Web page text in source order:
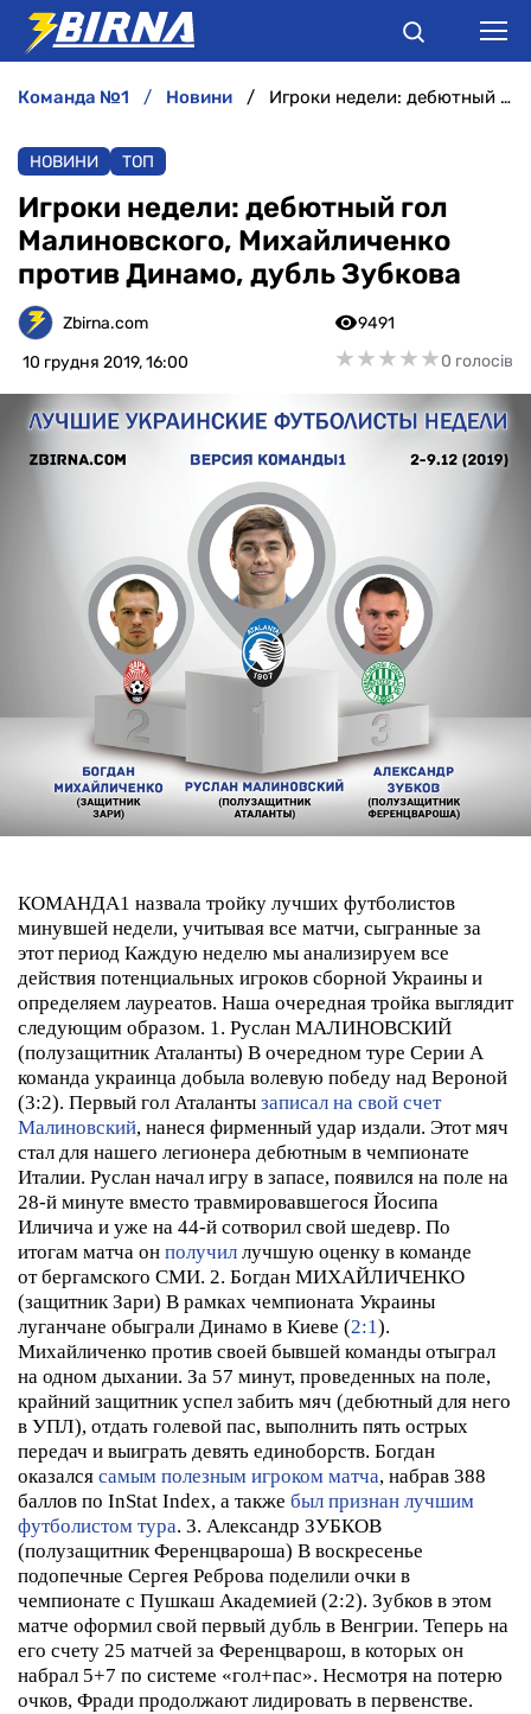
АНАЛІТИКА
ІНТЕРВ'Ю
РІЗНЕ
БУКМЕКЕРИ
команда №1 новини Игроки недели: дебютный гол Малиновского, Михайличенко против Динамо, дубль Зубкова
НОВИНИ ТОП
Игроки недели: дебютный гол
Малиновского, Михайличенко
против Динамо, дубль Зубкова
Zbirna.com
10 грудня 2019, 16:00
9491
★★★★★
★★★★★0 голосів
КОМАНДА1 назвала тройку лучших футболистов
минувшей недели, учитывая все матчи, сыгранные за
этот период Каждую неделю мы анализируем все
действия потенциальных игроков сборной Украины и
определяем лауреатов. Наша очередная тройка выглядит
следующим образом. 1. Руслан МАЛИНОВСКИЙ
(полузащитник Аталанты) В очередном туре Серии А
команда украинца добыла волевую победу над Вероной
(3:2). Первый гол Аталанты записал на свой счет
Малиновский, нанеся фирменный удар издали. Этот мяч
стал для нашего легионера дебютным в чемпионате
Италии. Руслан начал игру в запасе, появился на поле на
28-й минуте вместо травмировавшегося Йосипа
Иличича и уже на 44-й сотворил свой шедевр. По
итогам матча он получил лучшую оценку в команде
от бергамского СМИ. 2. Богдан МИХАЙЛИЧЕНКО
(защитник Зари) В рамках чемпионата Украины
луганчане обыграли Динамо в Киеве (2:1).
Михайличенко против своей бывшей команды отыграл
на одном дыхании. За 57 минут, проведенных на поле,
крайний защитник успел забить мяч (дебютный для него
в УПЛ), отдать голевой пас, выполнить пять острых
передач и выиграть девять единоборств. Богдан
оказался самым полезным игроком матча, набрав 388
баллов по InStat Index, а также был признан лучшим
футболистом тура. 3. Александр ЗУБКОВ
(полузащитник Ференцвароша) В воскресенье
подопечные Сергея Реброва поделили очки в
чемпионате с Пушкаш Академией (2:2). Зубков в этом
матче оформил свой первый дубль в Венгрии. Теперь на
его счету 25 матчей за Ференцварош, в которых он
набрал 5+7 по системе «гол+пас». Несмотря на потерю
очков, Фради продолжают лидировать в первенстве.